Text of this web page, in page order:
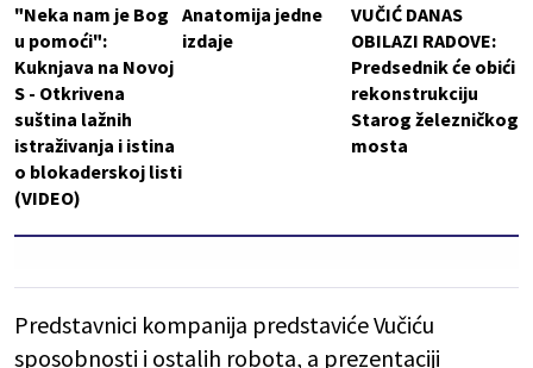
"Neka nam je Bog
u pomoći":
Kuknjava na Novoj
S - Otkrivena
suština lažnih
istraživanja i istina
o blokaderskoj listi
(VIDEO)
Anatomija jedne
izdaje
VUČIĆ DANAS
OBILAZI RADOVE:
Predsednik će obići
rekonstrukciju
Starog železničkog
mosta
Predstavnici kompanija predstaviće Vučiću
sposobnosti i ostalih robota, a prezentaciji